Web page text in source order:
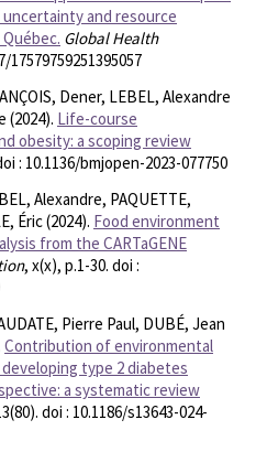
and resource
Global Health
17579759251395057
Dener, LEBEL, Alexandre
(2024). Life-course
obesity: a scoping review
: 10.1136/bmjopen-2023-077750
Alexandre, PAQUETTE,
Éric (2024). Food environment
from the CARTaGENE
, x(x), p.1-30. doi :
Pierre Paul, DUBÉ, Jean
Contribution of environmental
type 2 diabetes
a systematic review
doi : 10.1186/s13643-024-